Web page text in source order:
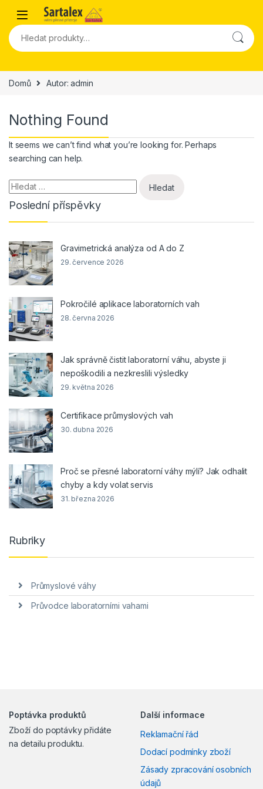
Skip to navigation
Skip to content
Hledat:
Domů Autor: admin
Nothing Found
It seems we can’t find what you’re looking for. Perhaps
searching can help.
Vyhledávání
Poslední příspěvky
Gravimetrická analýza od A do Z
29. července 2026
Pokročilé aplikace laboratorních vah
28. června 2026
Jak správně čistit laboratorní váhu, abyste ji
nepoškodili a nezkreslili výsledky
29. května 2026
Certifikace průmyslových vah
30. dubna 2026
Proč se přesné laboratorní váhy mýlí? Jak odhalit
chyby a kdy volat servis
31. března 2026
Rubriky
Průmyslové váhy
Průvodce laboratorními vahami
Poptávka produktů
Zboží do poptávky přidáte
na detailu produktu.
Další informace
Reklamační řád
Dodací podmínky zboží
Zásady zpracování osobních
údajů